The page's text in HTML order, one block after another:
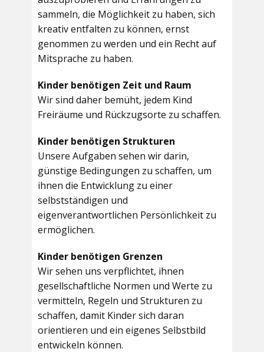
sammeln, die Möglichkeit zu haben, sich
kreativ entfalten zu können, ernst
genommen zu werden und ein Recht auf
Mitsprache zu haben.
Kinder benötigen Zeit und Raum
Wir sind daher bemüht, jedem Kind
Freiräume und Rückzugsorte zu schaffen.
Kinder benötigen Strukturen
Unsere Aufgaben sehen wir darin,
günstige Bedingungen zu schaffen, um
ihnen die Entwicklung zu einer
selbstständigen und
eigenverantwortlichen Persönlichkeit zu
ermöglichen.
Kinder benötigen Grenzen
Wir sehen uns verpflichtet, ihnen
gesellschaftliche Normen und Werte zu
vermitteln, Regeln und Strukturen zu
schaffen, damit Kinder sich daran
orientieren und ein eigenes Selbstbild
entwickeln können.